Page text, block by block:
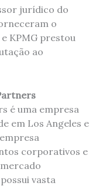
jurídico do
o
KPMG prestou
ao
é uma empresa
em Los Angeles e
corporativos e
vasta